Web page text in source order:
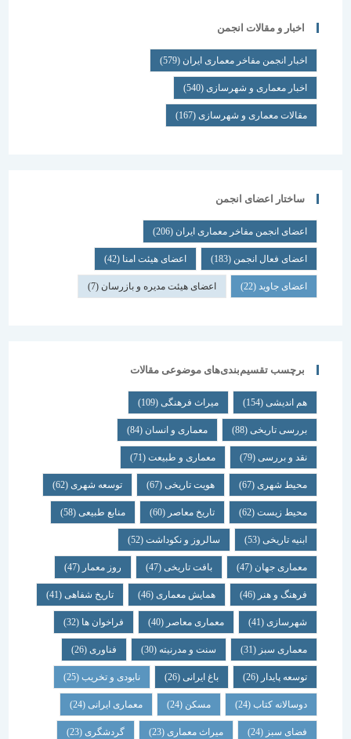
اخبار و مقالات انجمن
اخبار انجمن مفاخر معماری ایران (579)
اخبار معماری و شهرسازی(540)
مقالات معماری و شهرسازی(167)
ساختار اعضای انجمن
اعضای انجمن مفاخر معماری ایران (206)
اعضای فعال انجمن(183) اعضای هیئت امنا(42)
اعضای جاوید(22) اعضای هیئت مدیره و بازرسان(7)
برچسب تقسیم‌بندی‌های موضوعی مقالات
هم اندیشی (154) میراث فرهنگی (109)
بررسی تاریخی (88) معماری و انسان (84)
نقد و بررسی (79) معماری و طبیعت (71)
محیط شهری(67) هویت تاریخی(67) توسعه شهری(62)
محیط زیست(62) تاریخ معاصر(60) منابع طبیعی(58)
ابنیه تاریخی(53) سالروز و نکوداشت(52)
معماری جهان (47) بافت تاریخی(47) روز معمار(47)
فرهنگ و هنر(46) همایش معماری (46) تاریخ شفاهی (41)
شهرسازی(41) معماری معاصر(40) فراخوان ها (32)
معماری سبز(31) سنت و مدرنیته(30) فناوری (26)
توسعه پایدار(26) باغ ایرانی(26) نابودی و تخریب(25)
دوسالانه کتاب(24) مسکن (24) معماری ایرانی(24)
فضای سبز(24) میراث معماری (23) گردشگری (23)